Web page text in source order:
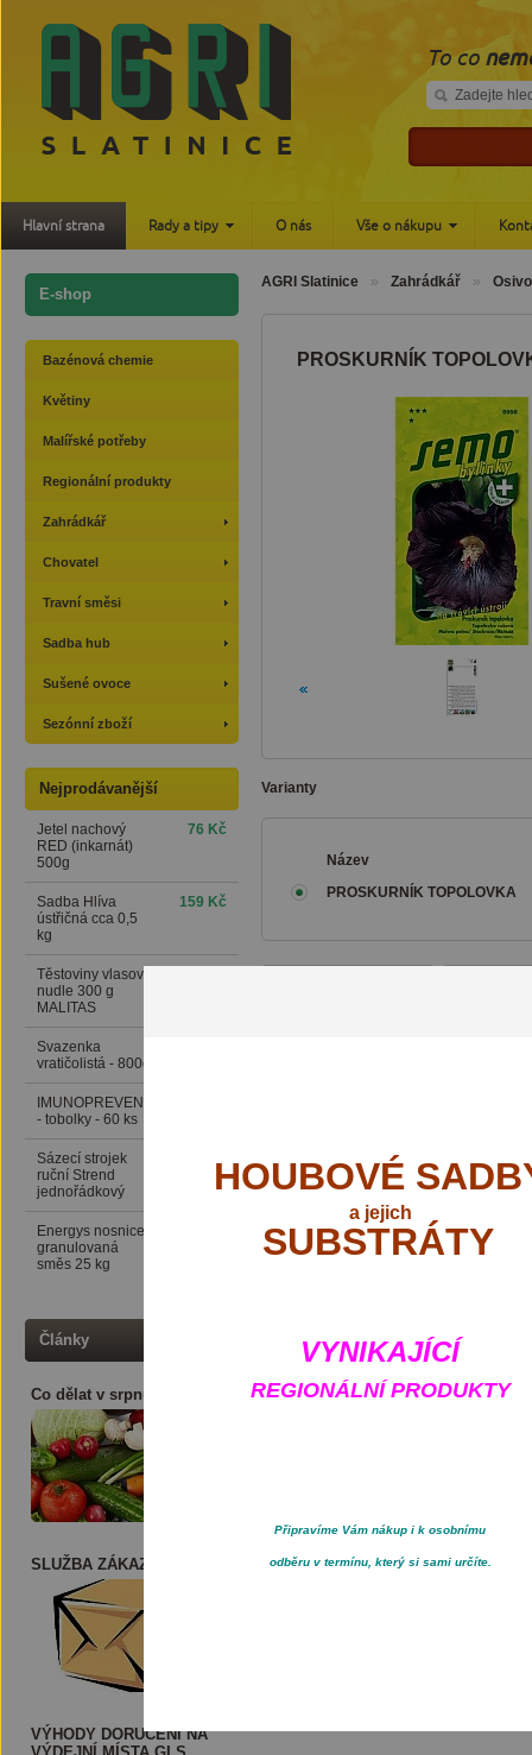
HOUBOVÉ
a jejich
SUBSTRÁTY
VYNIKAJÍCÍ
REGIONÁLNÍ PRODUKTY
Připravíme Vám nákup i k osobnímu
odběru v termínu, který si sami určíte.
AGRI Slatinice Zahrádkář Osivo
PROSKURNÍK
Varianty
Název
PROSKURNÍK TOPOLOVKA
Daří se jí na půdě hluboké
kalichy sklízíme ihned, jak
dny. Uštipujeme těsně
sbírat květ v dopoledních
mírně projímavě. Chladí a
E-shop
Bazénová chemie
Květiny
Malířské potřeby
Regionální produkty
Zahrádkář
Chovatel
Travní směsi
Sadba hub
Sušené ovoce
Sezónní zboží
Nejprodávanější
Jetel nachový
RED (inkarnát)
500g
76 Kč
Sadba Hlíva
ústřičná cca 0,5
kg
159 Kč
Těstoviny vlasové
nudle 300 g
MALITAS
Svazenka
vratičolistá - 800g
IMUNOPREVENCE
- tobolky - 60 ks
Sázecí strojek
ruční Strend
jednořádkový
Energys nosnice
granulovaná
směs 25 kg
Články
Co dělat v srpnu ?
SLUŽBA ZÁKAZNÍKOVI
VÝHODY DORUČENÍ NA
To co
Hlavní strana Rady a tipy O nás Vše o nákupu